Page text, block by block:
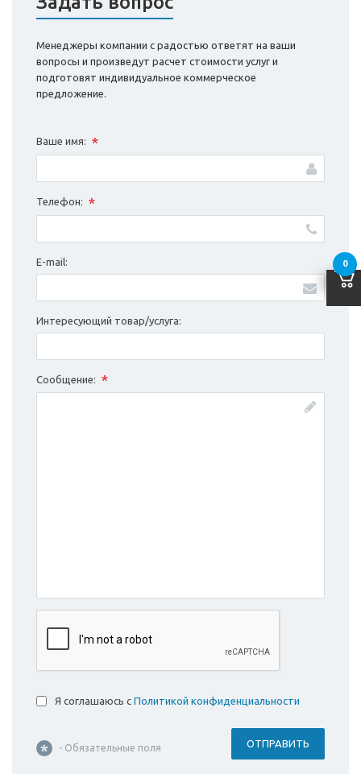
Менеджеры компании с радостью ответят на ваши
вопросы и произведут расчет стоимости услуг и
подготовят индивидуальное коммерческое
предложение.
Ваше имя: *
Телефон: *
E-mail:
Интересующий товар/услуга:
Сообщение: *
Я соглашаюсь с Политикой конфиденциальности
- Обязательные поля ОТПРАВИТЬ
0